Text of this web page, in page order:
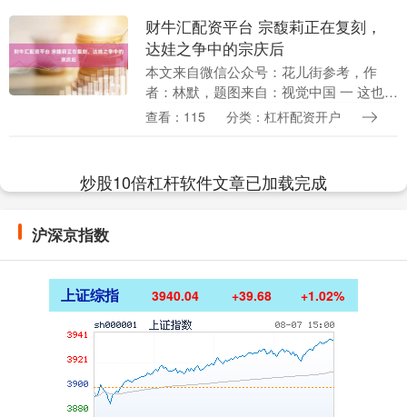
财牛汇配资平台 宗馥莉正在复刻，
达娃之争中的宗庆后
本文来自微信公众号：花儿街参考，作
者：林默，题图来自：视觉中国 一 这也许
是宗馥莉，最像宗庆后的时刻。 从香港高
查看：115 分类：杠杆配资开户
炒股10倍杠杆软件文章已加载完成
沪深京指数
上证综指 3940.04 +39.68 +1.02%